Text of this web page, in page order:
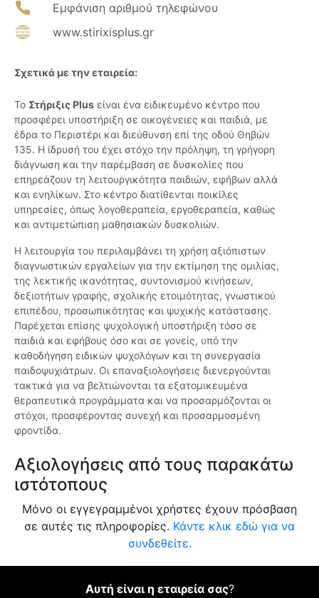
Εμφάνιση αριθμού τηλεφώνου
www.stirixisplus.gr
Σχετικά με την εταιρεία:
Το Στήριξις Plus είναι ένα ειδικευμένο κέντρο που
προσφέρει υποστήριξη σε οικογένειες και παιδιά, με
έδρα το Περιστέρι και διεύθυνση επί της οδού Θηβών
135. Η ίδρυσή του έχει στόχο την πρόληψη, τη γρήγορη
διάγνωση και την παρέμβαση σε δυσκολίες που
επηρεάζουν τη λειτουργικότητα παιδιών, εφήβων αλλά
και ενηλίκων. Στο κέντρο διατίθενται ποικίλες
υπηρεσίες, όπως λογοθεραπεία, εργοθεραπεία, καθώς
και αντιμετώπιση μαθησιακών δυσκολιών.
Η λειτουργία του περιλαμβάνει τη χρήση αξιόπιστων
διαγνωστικών εργαλείων για την εκτίμηση της ομιλίας,
της λεκτικής ικανότητας, συντονισμού κινήσεων,
δεξιοτήτων γραφής, σχολικής ετοιμότητας, γνωστικού
επιπέδου, προσωπικότητας και ψυχικής κατάστασης.
Παρέχεται επίσης ψυχολογική υποστήριξη τόσο σε
παιδιά και εφήβους όσο και σε γονείς, υπό την
καθοδήγηση ειδικών ψυχολόγων και τη συνεργασία
παιδοψυχιάτρων. Οι επαναξιολογήσεις διενεργούνται
τακτικά για να βελτιώνονται τα εξατομικευμένα
θεραπευτικά προγράμματα και να προσαρμόζονται οι
στόχοι, προσφέροντας συνεχή και προσαρμοσμένη
φροντίδα.
Αξιολογήσεις από τους παρακάτω
ιστότοπους
Μόνο οι εγγεγραμμένοι χρήστες έχουν πρόσβαση
σε αυτές τις πληροφορίες. Κάντε κλικ εδώ για να
συνδεθείτε.
Αυτή είναι η εταιρεία σας?